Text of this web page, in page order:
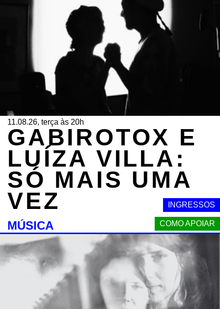
INGRESSOS
COMO APOIAR
11.08.26, terça às 20h
GABIROTOX E
LUÍZA VILLA:
SÓ MAIS UMA
VEZ
MÚSICA